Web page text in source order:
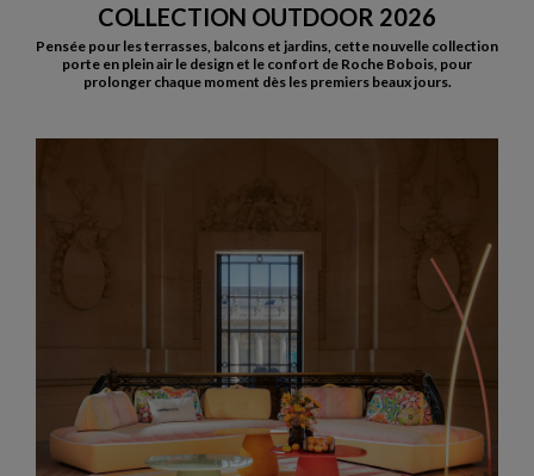
COLLECTION OUTDOOR 2026
Pensée pour les terrasses, balcons et jardins, cette nouvelle collection
porte en plein air le design et le confort de Roche Bobois, pour
prolonger chaque moment dès les premiers beaux jours.